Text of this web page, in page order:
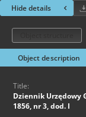
Hide details
Object description
Title:
Dziennik Urzędowy
1856, nr 3, dod. I